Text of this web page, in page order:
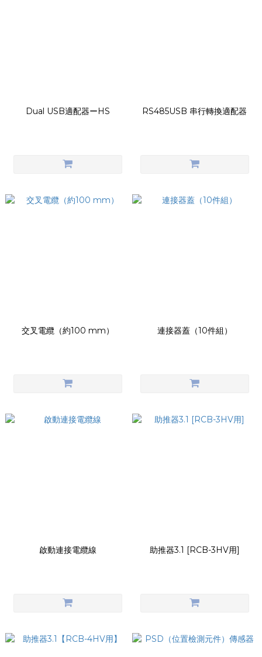
Dual USB適配器ーHS RS485USB 串行轉換適配器
交叉電纜（約100 mm） 連接器蓋（10件組）
啟動連接電纜線 助推器3.1 [RCB-3HV用]